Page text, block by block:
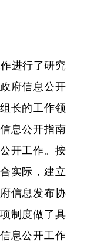
进行了研究
府信息公开
长的工作领
息公开指南
开工作。按
实际，建立
信息发布协
制度做了具
息公开工作